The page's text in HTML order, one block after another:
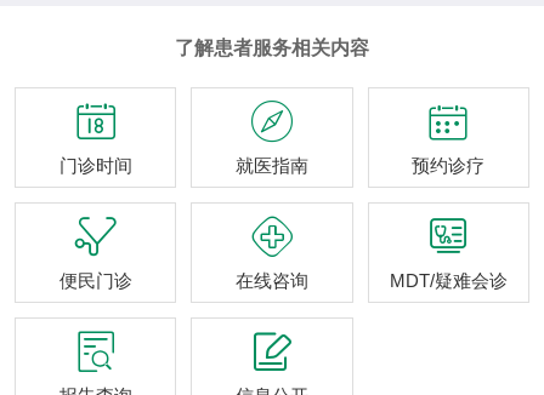
了解患者服务相关内容

门诊时间

就医指南

预约诊疗

便民门诊

在线咨询

MDT/疑难会诊
 